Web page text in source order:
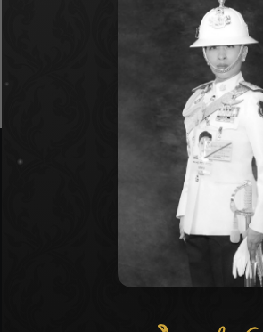
กรมชลฯ รับฟังประชาชน ติดตามแก้ปั
ลาโลกนี้ ให้ใส่บาตรสิ่งนั้นไว้ตอนยังมี